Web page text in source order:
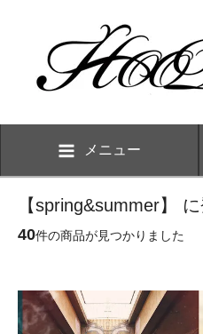
メニュー
【spring&summer】
40件の商品が見つかりました